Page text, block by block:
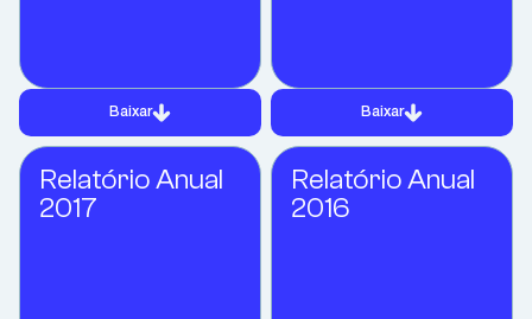
Baixar Baixar
Relatório Anual
2017
Relatório Anual
2016